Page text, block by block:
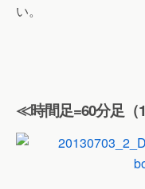
い。
≪時間足=60分足